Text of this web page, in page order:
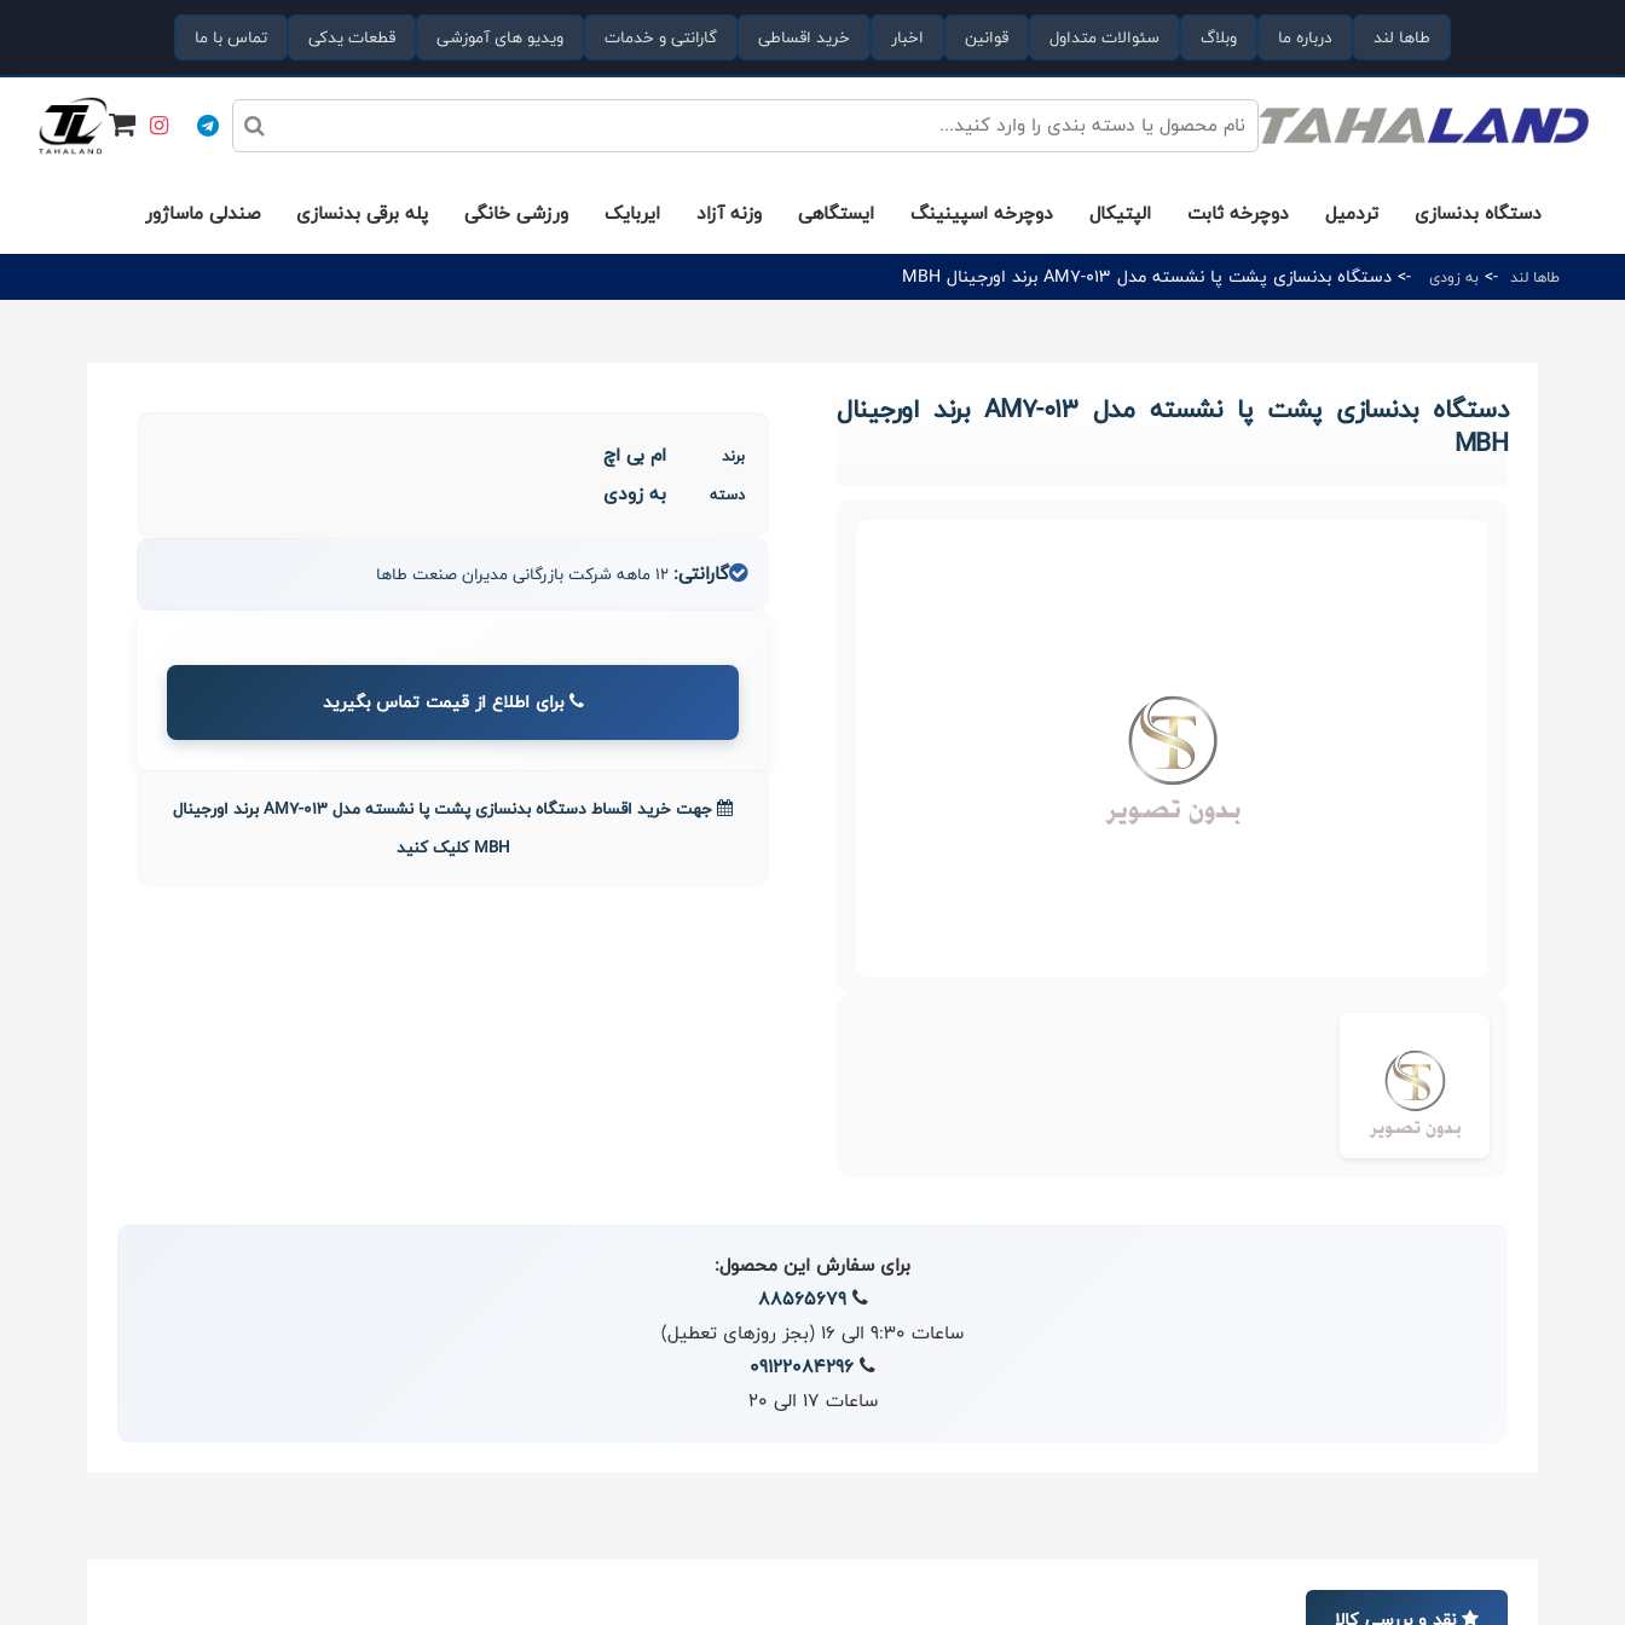
طاها لند درباره ما وبلاگ سئوالات متداول قوانین اخبار خرید اقساطی گارانتی و خدمات ویدیو های آموزشی قطعات یدکی تماس با ما
دستگاه بدنسازی تردمیل دوچرخه ثابت الپتیکال دوچرخه اسپینینگ ایستگاهی وزنه آزاد ایربایک ورزشی خانگی پله برقی بدنسازی صندلی ماساژور
طاها لند -> به زودی -> دستگاه بدنسازی پشت پا نشسته مدل AM7-013 برند اورجینال MBH
دستگاه بدنسازی پشت پا نشسته مدل AM7-013 برند اورجینال
MBH برند ام بی اچ
دسته به زودی
گارانتی:
برای اطلاع از قیمت تماس بگیرید
جهت خرید اقساط دستگاه بدنسازی پشت پا نشسته مدل AM7-013 برند اورجینال
MBH کلیک کنید
برای سفارش این محصول:
88565679
ساعات 9:30 الی 16 (بجز روزهای تعطیل)
09122084296
ساعات 17 الی 20